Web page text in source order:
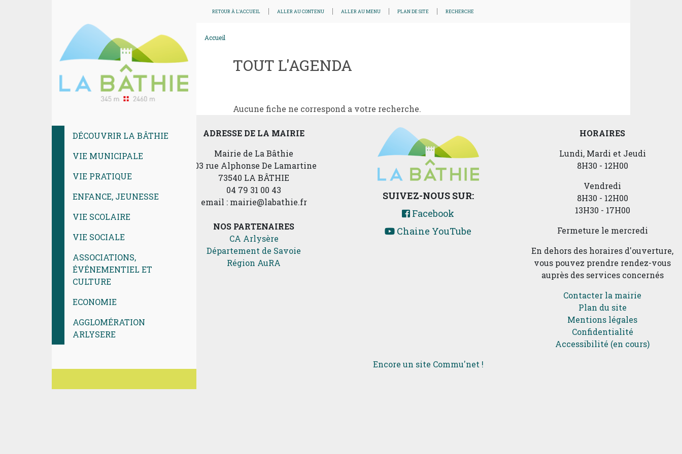
RETOUR À L'ACCUEIL ALLER AU CONTENU ALLER AU MENU PLAN DE SITE RECHERCHE
DÉCOUVRIR LA BÂTHIE
VIE MUNICIPALE
VIE PRATIQUE
ENFANCE, JEUNESSE
VIE SCOLAIRE
VIE SOCIALE
ASSOCIATIONS,
ÉVÉNEMENTIEL ET
CULTURE
ECONOMIE
AGGLOMÉRATION
ARLYSERE
Accueil
TOUT L'AGENDA
Aucune fiche ne correspond a votre recherche.
ADRESSE DE LA MAIRIE
Mairie de La Bâthie
103 rue Alphonse De Lamartine
73540 LA BÂTHIE
04 79 31 00 43
email : mairie@labathie.fr
NOS PARTENAIRES
CA Arlysère
Département de Savoie
Région AuRA
SUIVEZ-NOUS SUR:
Facebook
Chaine YouTube
HORAIRES
Lundi, Mardi et Jeudi
8H30 - 12H00
Vendredi
8H30 - 12H00
13H30 - 17H00
Fermeture le mercredi
En dehors des horaires d'ouverture,
vous pouvez prendre rendez-vous
auprès des services concernés
Contacter la mairie
Plan du site
Mentions légales
Confidentialité
Accessibilité (en cours)
Encore un site Commu'net !